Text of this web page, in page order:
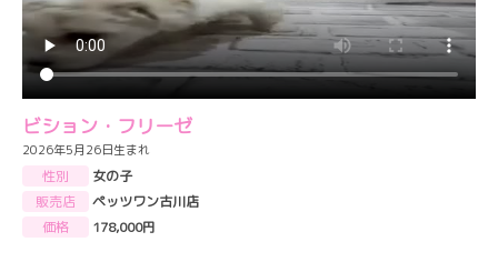
ビション・フリーゼ
2026年5月26日生まれ
性別
女の子
販売店
ペッツワン古川店
価格
178,000円